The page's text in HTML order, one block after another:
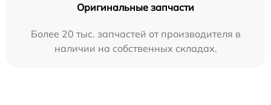
Оригинальные запчасти
Более 20 тыс. запчастей от производителя в
наличии на собственных складах.